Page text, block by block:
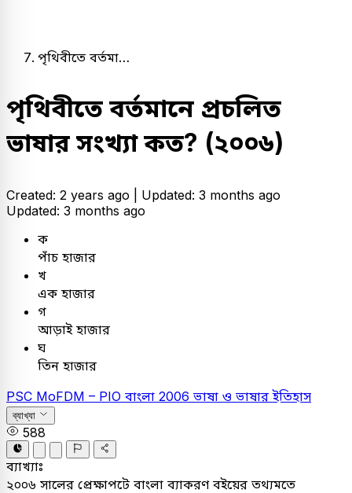
পৃথিবীতে বর্তমা…
পৃথিবীতে বর্তমানে প্রচলিত
ভাষার সংখ্যা কত? (২০০৬)
Created: 2 years ago | Updated: 3 months ago
Updated: 3 months ago
ক
পাঁচ হাজার
খ
এক হাজার
গ
আড়াই হাজার
ঘ
তিন হাজার
PSC MoFDM – PIO বাংলা 2006 ভাষা ও ভাষার ইতিহাস
ব্যাখ্যা
588
ব্যাখ্যাঃ
২০০৬ সালের প্রেক্ষাপটে বাংলা ব্যাকরণ বইয়ের তথ্যমতে